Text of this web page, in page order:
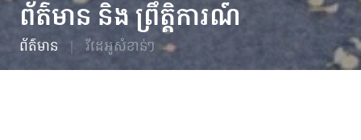
ព័ត៌មាន និង ព្រឹត្តិការណ៍
ព័ត៌មាន វីដេអូសំខាន់ៗ